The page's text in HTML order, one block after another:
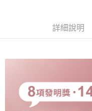
３．未成年的使用者請事先
「AFTEE先享後付」，若未
時審查核予不同之上限額度
５．嚴禁一人註冊多個帳號
恩沛科技股份有限公司將有
詳細說明